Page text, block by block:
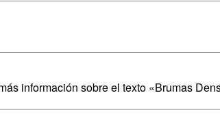
información sobre el texto «Brumas